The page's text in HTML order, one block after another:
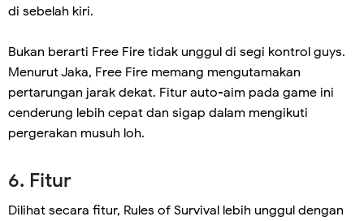
di sebelah kiri.
Bukan berarti Free Fire tidak unggul di segi kontrol guys.
Menurut Jaka, Free Fire memang mengutamakan
pertarungan jarak dekat. Fitur auto-aim pada game ini
cenderung lebih cepat dan sigap dalam mengikuti
pergerakan musuh loh.
6. Fitur
Dilihat secara fitur, Rules of Survival lebih unggul dengan